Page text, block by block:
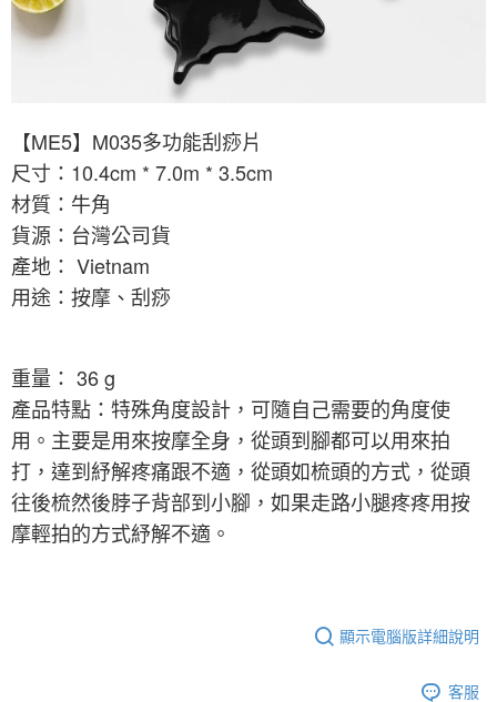
【ME5】M035多功能刮痧片
尺寸：10.4cm * 7.0m * 3.5cm
材質：牛角
貨源：台灣公司貨
產地： Vietnam
用途：按摩、刮痧
重量 ： 36 g
產品特點：特殊角度設計，可隨自己需要的角度使
用。主要是用來按摩全身，從頭到腳都可以用來拍
打，達到紓解疼痛跟不適，從頭如梳頭的方式，從頭
往後梳然後脖子背部到小腳，如果走路小腿疼疼用按
摩輕拍的方式紓解不適。
顯示電腦版詳細說明
客服